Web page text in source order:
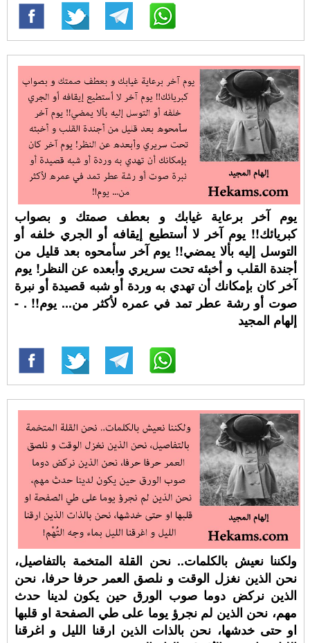
يوم آخر برعاية غيابك و بعطف صمتك و بصواب
كبريائك!! يوم آخر لا أستطيع إيقافه أو الجري خلفه أو
التوسل إليه بألا يمضي!! يوم آخر سأمحوه بعد قليل من
أجندة القلب و أخبئه تحت سريري وأبعده عن النظر! يوم
آخر كان بإمكانك أن تهدي به وردة أو شبه قصيدة أو نبرة
صوت أو رشة عطر تمد في عمره لأكثر من... يوم!! . -
إلهام المجيد
ولكننا نعيش بالكلمات.. نحن القلة المتخمة بالتفاصيل،
نحن الذين نغزل الوقت و نلصق العمر حرفا حرفا، نحن
الذين نركض دوما صوب الورق حين يكون لدينا حدث
مهم، نحن الذين لم نجرؤ يوما على طي الصفحة او قلبها
او حتى خدشها، نحن بالذات الذين ارقنا الليل و اغرقنا